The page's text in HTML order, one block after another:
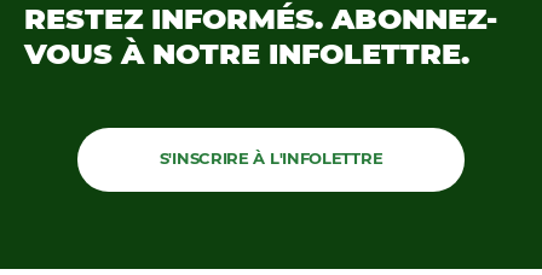
RESTEZ INFORMÉS. ABONNEZ-
VOUS À NOTRE INFOLETTRE.
S'INSCRIRE À L'INFOLETTRE